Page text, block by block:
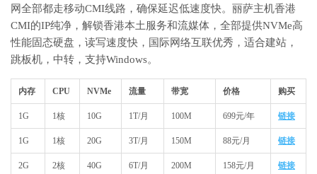
网全部都走移动CMI线路，确保延迟低速度快。丽萨主机香港
CMI的IP纯净，解锁香港本土服务和流媒体，全部提供NVMe高
性能固态硬盘，读写速度快，国际网络互联优秀，适合建站，
跳板机，中转，支持Windows。
内存 CPU NVMe 流量 带宽 价格 购买
1G 1核 10G 1T/月 100M 699元/年 链接
1G 1核 20G 3T/月 150M 88元/月 链接
2G 2核 40G 6T/月 200M 158元/月 链接